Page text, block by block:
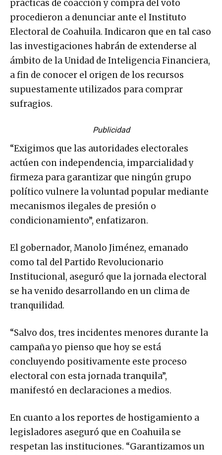
prácticas de coacción y compra del voto
procedieron a denunciar ante el Instituto
Electoral de Coahuila. Indicaron que en tal caso
las investigaciones habrán de extenderse al
ámbito de la Unidad de Inteligencia Financiera,
a fin de conocer el origen de los recursos
supuestamente utilizados para comprar
sufragios.
Publicidad
“Exigimos que las autoridades electorales
actúen con independencia, imparcialidad y
firmeza para garantizar que ningún grupo
político vulnere la voluntad popular mediante
mecanismos ilegales de presión o
condicionamiento”, enfatizaron.
El gobernador, Manolo Jiménez, emanado
como tal del Partido Revolucionario
Institucional, aseguró que la jornada electoral
se ha venido desarrollando en un clima de
tranquilidad.
“Salvo dos, tres incidentes menores durante la
campaña yo pienso que hoy se está
concluyendo positivamente este proceso
electoral con esta jornada tranquila”,
manifestó en declaraciones a medios.
En cuanto a los reportes de hostigamiento a
legisladores aseguró que en Coahuila se
respetan las instituciones. “Garantizamos un